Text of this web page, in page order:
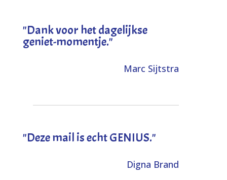
"Dank voor het dagelijkse
geniet-momentje."
Marc Sijtstra
"Deze mail is echt GENIUS."
Digna Brand